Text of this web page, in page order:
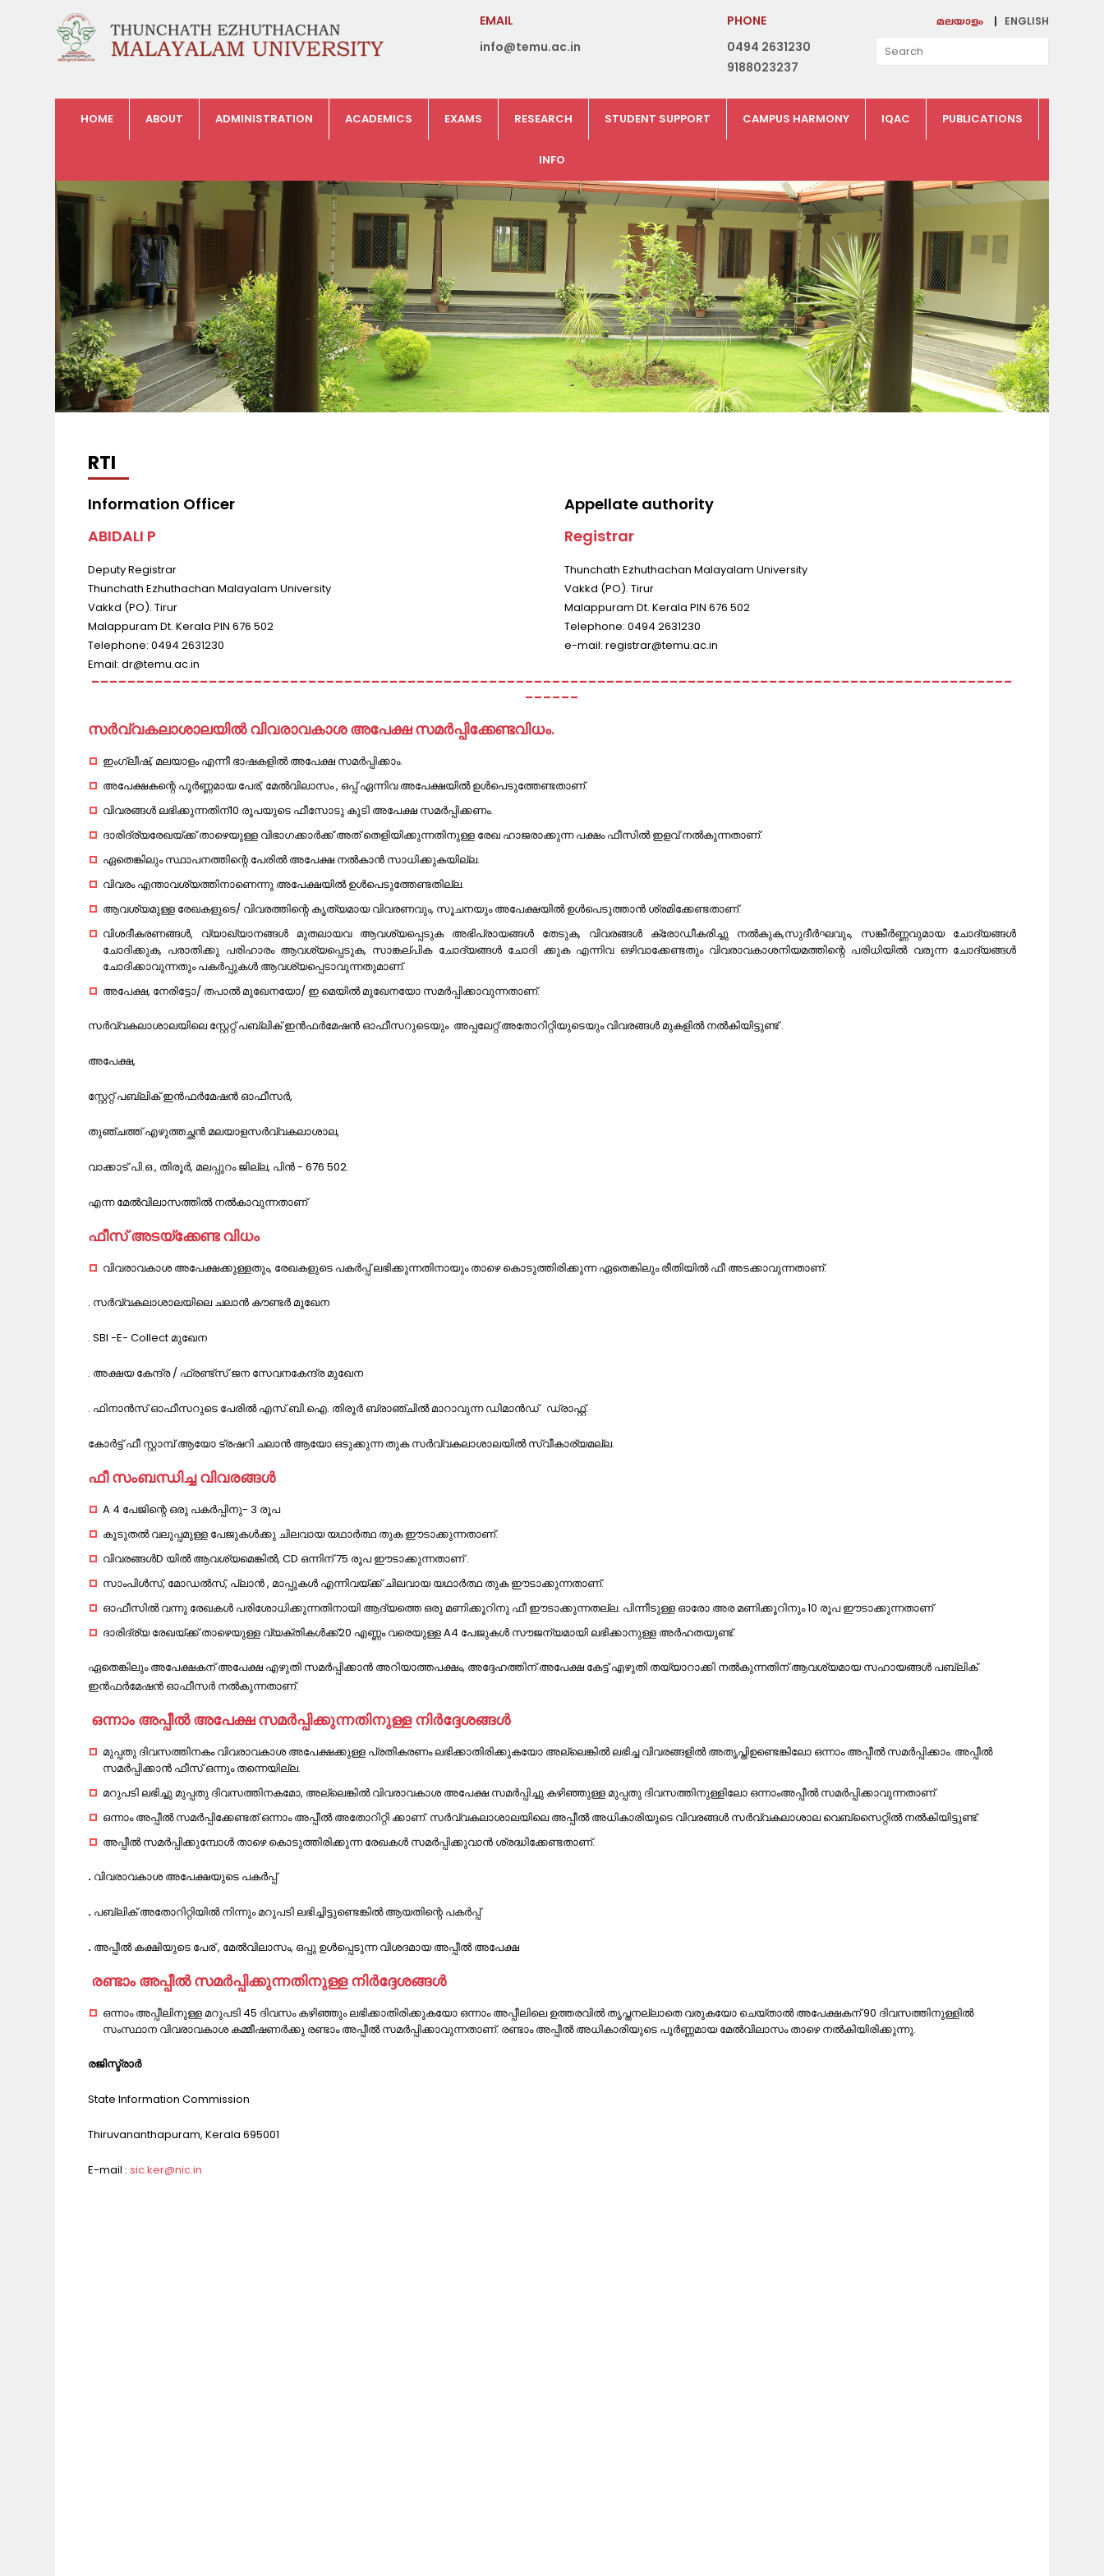
EMAIL
info@temu.ac.in
PHONE
0494 2631230
9188023237
മലയാളം ENGLISH
HOME ABOUT ADMINISTRATION ACADEMICS EXAMS RESEARCH STUDENT SUPPORT CAMPUS HARMONY IQAC PUBLICATIONS
INFO
RTI
Information Officer
ABIDALI P
Deputy Registrar
Thunchath Ezhuthachan Malayalam University
Vakkd (PO). Tirur
Malappuram Dt. Kerala PIN 676 502
Telephone: 0494 2631230
Email: dr@temu.ac.in
Appellate authority
Registrar
Thunchath Ezhuthachan Malayalam University
Vakkd (PO). Tirur
Malappuram Dt. Kerala PIN 676 502
Telephone: 0494 2631230
e-mail: registrar@temu.ac.in
------------------------------------------------------------------------------------------------------
------
സർവ്വകലാശാലയിൽ വിവരാവകാശ അപേക്ഷ സമർപ്പിക്കേണ്ടവിധം.
ഇംഗ്ലീഷ്, മലയാളം എന്നീ ഭാഷകളിൽ അപേക്ഷ സമർപ്പിക്കാം.
അപേക്ഷകന്റെ പൂർണ്ണമായ പേര്, മേൽവിലാസം , ഒപ്പ് ഏന്നിവ അപേക്ഷയിൽ ഉൾപെടുത്തേണ്ടതാണ്.
വിവരങ്ങൾ ലഭിക്കുന്നതിന്10 രൂപയുടെ ഫീസോടു കൂടി അപേക്ഷ സമർപ്പിക്കണം.
ദാരിദ്ര്യരേഖയ്ക്ക് താഴെയുള്ള വിഭാഗക്കാർക്ക് അത് തെളിയിക്കുന്നതിനുള്ള രേഖ ഹാജരാക്കുന്ന പക്ഷം ഫീസിൽ ഇളവ് നൽകുന്നതാണ്.
ഏതെങ്കിലും സ്ഥാപനത്തിന്റെ പേരിൽ അപേക്ഷ നൽകാൻ സാധിക്കുകയില്ല.
വിവരം എന്താവശ്യത്തിനാണെന്നു അപേക്ഷയിൽ ഉൾപെടുത്തേണ്ടതില്ല.
ആവശ്യമുള്ള രേഖകളുടെ/ വിവരത്തിന്റെ കൃത്യമായ വിവരണവും, സൂചനയും അപേക്ഷയിൽ ഉൾപെടുത്താൻ ശ്രമിക്കേണ്ടതാണ്.
വിശദീകരണങ്ങൾ, വ്യാഖ്യാനങ്ങൾ മുതലായവ ആവശ്യപ്പെടുക അഭിപ്രായങ്ങൾ തേടുക, വിവരങ്ങൾ ക്രോഡീകരിച്ചു നൽകുക,സുദീർഘവും, സങ്കീർണ്ണവുമായ ചോദ്യങ്ങൾ
ചോദിക്കുക, പരാതിക്കു പരിഹാരം ആവശ്യപ്പെടുക, സാങ്കല്പിക ചോദ്യങ്ങൾ ചോദി ക്കുക എന്നിവ ഒഴിവാക്കേണ്ടതും വിവരാവകാശനിയമത്തിന്റെ പരിധിയിൽ വരുന്ന ചോദ്യങ്ങൾ
ചോദിക്കാവുന്നതും പകർപ്പുകൾ ആവശ്യപ്പെടാവുന്നതുമാണ്.
അപേക്ഷ, നേരിട്ടോ/ തപാൽ മുഖേനയോ/ ഇ മെയിൽ മുഖേനയോ സമർപ്പിക്കാവുന്നതാണ്.
സർവ്വകലാശാലയിലെ സ്റ്റേറ്റ് പബ്ലിക് ഇൻഫർമേഷൻ ഓഫീസറുടെയും അപ്പലേറ്റ് അതോറിറ്റിയുടെയും വിവരങ്ങൾ മുകളിൽ നൽകിയിട്ടുണ്ട് .
അപേക്ഷ,
സ്റ്റേറ്റ് പബ്ലിക് ഇൻഫർമേഷൻ ഓഫീസർ,
തുഞ്ചത്ത് എഴുത്തച്ഛൻ മലയാളസർവ്വകലാശാല,
വാക്കാട് പി.ഒ., തിരൂർ, മലപ്പുറം ജില്ല, പിൻ - 676 502.
എന്ന മേൽവിലാസത്തിൽ നൽകാവുന്നതാണ്
ഫീസ് അടയ്ക്കേണ്ട വിധം
വിവരാവകാശ അപേക്ഷക്കുള്ളതും, രേഖകളുടെ പകർപ്പ് ലഭിക്കുന്നതിനായും താഴെ കൊടുത്തിരിക്കുന്ന ഏതെങ്കിലും രീതിയിൽ ഫീ അടക്കാവുന്നതാണ്.
. സർവ്വകലാശാലയിലെ ചലാൻ കൗണ്ടർ മുഖേന
. SBI -E- Collect മുഖേന
. അക്ഷയ കേന്ദ്ര / ഫ്രണ്ട്‌സ് ജന സേവനകേന്ദ്ര മുഖേന
. ഫിനാൻസ് ഓഫീസറുടെ പേരിൽ എസ്.ബി.ഐ. തിരൂർ ബ്രാഞ്ചിൽ മാറാവുന്ന ഡിമാൻഡ് ഡ്രാഫ്റ്റ്.
കോർട്ട് ഫീ സ്റ്റാമ്പ് ആയോ ട്രഷറി ചലാൻ ആയോ ഒടുക്കുന്ന തുക സർവ്വകലാശാലയിൽ സ്വീകാര്യമല്ല.
ഫീ സംബന്ധിച്ച വിവരങ്ങൾ
A 4 പേജിന്റെ ഒരു പകർപ്പിനു- 3 രൂപ
കൂടുതൽ വലുപ്പമുള്ള പേജുകൾക്കു ചിലവായ യഥാർത്ഥ തുക ഈടാക്കുന്നതാണ്.
വിവരങ്ങൾD യിൽ ആവശ്യമെങ്കിൽ, CD ഒന്നിന് 75 രൂപ ഈടാക്കുന്നതാണ് .
സാംപിൾസ്, മോഡൽസ്, പ്ലാൻ , മാപ്പുകൾ എന്നിവയ്ക്ക് ചിലവായ യഥാർത്ഥ തുക ഈടാക്കുന്നതാണ്.
ഓഫീസിൽ വന്നു രേഖകൾ പരിശോധിക്കുന്നതിനായി ആദ്യത്തെ ഒരു മണിക്കൂറിനു ഫീ ഈടാക്കുന്നതല്ല. പിന്നീടുള്ള ഓരോ അര മണിക്കൂറിനും 10 രൂപ ഈടാക്കുന്നതാണ്
ദാരിദ്ര്യ രേഖയ്ക്ക് താഴെയുള്ള വ്യക്തികൾക്ക്20 എണ്ണം വരെയുള്ള A4 പേജുകൾ സൗജന്യമായി ലഭിക്കാനുള്ള അർഹതയുണ്ട്.
ഏതെങ്കിലും അപേക്ഷകന് അപേക്ഷ എഴുതി സമർപ്പിക്കാൻ അറിയാത്തപക്ഷം, അദ്ദേഹത്തിന് അപേക്ഷ കേട്ട് എഴുതി തയ്യാറാക്കി നൽകുന്നതിന് ആവശ്യമായ സഹായങ്ങൾ പബ്ലിക്
ഇൻഫർമേഷൻ ഓഫീസർ നൽകുന്നതാണ്.
ഒന്നാം അപ്പീൽ അപേക്ഷ സമർപ്പിക്കുന്നതിനുള്ള നിർദ്ദേശങ്ങൾ
മുപ്പതു ദിവസത്തിനകം വിവരാവകാശ അപേക്ഷക്കുള്ള പ്രതികരണം ലഭിക്കാതിരിക്കുകയോ അല്ലെങ്കിൽ ലഭിച്ച വിവരങ്ങളിൽ അതൃപ്തിഉണ്ടെങ്കിലോ ഒന്നാം അപ്പീൽ സമർപ്പിക്കാം. അപ്പീൽ
സമർപ്പിക്കാൻ ഫീസ് ഒന്നും തന്നെയില്ല.
മറുപടി ലഭിച്ചു മുപ്പതു ദിവസത്തിനകമോ, അല്ലെങ്കിൽ വിവരാവകാശ അപേക്ഷ സമർപ്പിച്ചു കഴിഞ്ഞുള്ള മുപ്പതു ദിവസത്തിനുള്ളിലോ ഒന്നാംഅപ്പീൽ സമർപ്പിക്കാവുന്നതാണ്.
ഒന്നാം അപ്പീൽ സമർപ്പിക്കേണ്ടത് ഒന്നാം അപ്പീൽ അതോറിറ്റി ക്കാണ്. സർവ്വകലാശാലയിലെ അപ്പീൽ അധികാരിയുടെ വിവരങ്ങൾ സർവ്വകലാശാല വെബ്സൈറ്റിൽ നൽകിയിട്ടുണ്ട്.
അപ്പീൽ സമർപ്പിക്കുമ്പോൾ താഴെ കൊടുത്തിരിക്കുന്ന രേഖകൾ സമർപ്പിക്കുവാൻ ശ്രദ്ധിക്കേണ്ടതാണ്.
. വിവരാവകാശ അപേക്ഷയുടെ പകർപ്പ്
. പബ്ലിക് അതോറിറ്റിയിൽ നിന്നും മറുപടി ലഭിച്ചിട്ടുണ്ടെങ്കിൽ ആയതിന്റെ പകർപ്പ്
. അപ്പീൽ കക്ഷിയുടെ പേര് , മേൽവിലാസം, ഒപ്പു ഉൾപ്പെടുന്ന വിശദമായ അപ്പീൽ അപേക്ഷ
രണ്ടാം അപ്പീൽ സമർപ്പിക്കുന്നതിനുള്ള നിർദ്ദേശങ്ങൾ
ഒന്നാം അപ്പീലിനുള്ള മറുപടി 45 ദിവസം കഴിഞ്ഞും ലഭിക്കാതിരിക്കുകയോ ഒന്നാം അപ്പീലിലെ ഉത്തരവിൽ തൃപ്തനല്ലാതെ വരുകയോ ചെയ്‌താൽ അപേക്ഷകന് 90 ദിവസത്തിനുള്ളിൽ
സംസ്ഥാന വിവരാവകാശ കമ്മീഷണർക്കു രണ്ടാം അപ്പീൽ സമർപ്പിക്കാവുന്നതാണ്. രണ്ടാം അപ്പീൽ അധികാരിയുടെ പൂർണ്ണമായ മേൽവിലാസം താഴെ നൽകിയിരിക്കുന്നു.
രജിസ്ട്രാർ
State Information Commission
Thiruvananthapuram, Kerala 695001
E-mail :sic.ker@nic.in